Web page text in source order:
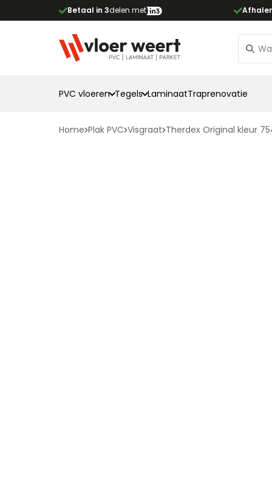
Betaal in 3delen met
PVC vloeren Tegels LaminaatTraprenovatie
Home Plak PVC Visgraat Therdex Original kleur